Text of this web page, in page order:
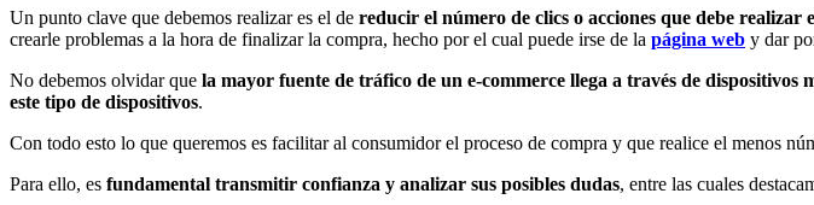
Un punto clave que debemos realizar es el de reducir el número de clics o acciones que debe realizar
crearle problemas a la hora de finalizar la compra, hecho por el cual puede irse de la página web y dar
No debemos olvidar que la mayor fuente de tráfico de un e-commerce llega a través de dispositivos
este tipo de dispositivos.
Con todo esto lo que queremos es facilitar al consumidor el proceso de compra y que realice el menos
Para ello, es fundamental transmitir confianza y analizar sus posibles dudas, entre las cuales